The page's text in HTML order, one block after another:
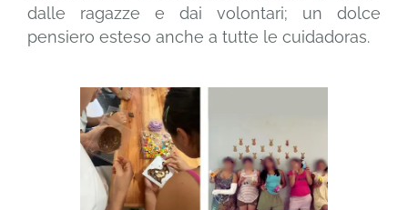
dalle ragazze e dai volontari; un dolce
pensiero esteso anche a tutte le cuidadoras.